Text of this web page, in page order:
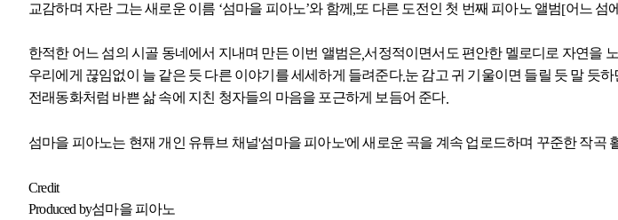
교감하며 자란 그는 새로운 이름 ‘섬마을 피아노’와 함께 ,또 다른 도전인 첫 번째 피아노 앨범[어느 섬
한적한 어느 섬의 시골 동네에서 지내며 만든 이번 앨범은,서정적이면서도 편안한 멜로디로 자연을
우리에게 끊임없이 늘 같은 듯 다른 이야기를 세세하게 들려준다.눈 감고 귀 기울이면 들릴 듯 말 듯
전래동화처럼 바쁜 삶 속에 지친 청자들의 마음을 포근하게 보듬어 준다.
섬마을 피아노는 현재 개인 유튜브 채널'섬마을 피아노'에 새로운 곡을 계속 업로드하며 꾸준한 작곡
Credit
Produced by섬마을 피아노